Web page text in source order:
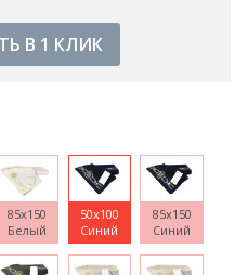
В 1 КЛИК
85x150
Белый
50x100
Синий
85x150
Синий